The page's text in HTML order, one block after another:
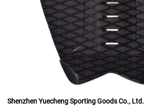
Shenzhen Yuecheng Sporting Goods Co., Ltd.